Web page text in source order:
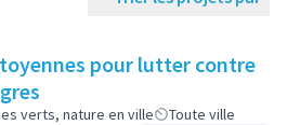
pour lutter contre
verts, nature en ville Toute ville